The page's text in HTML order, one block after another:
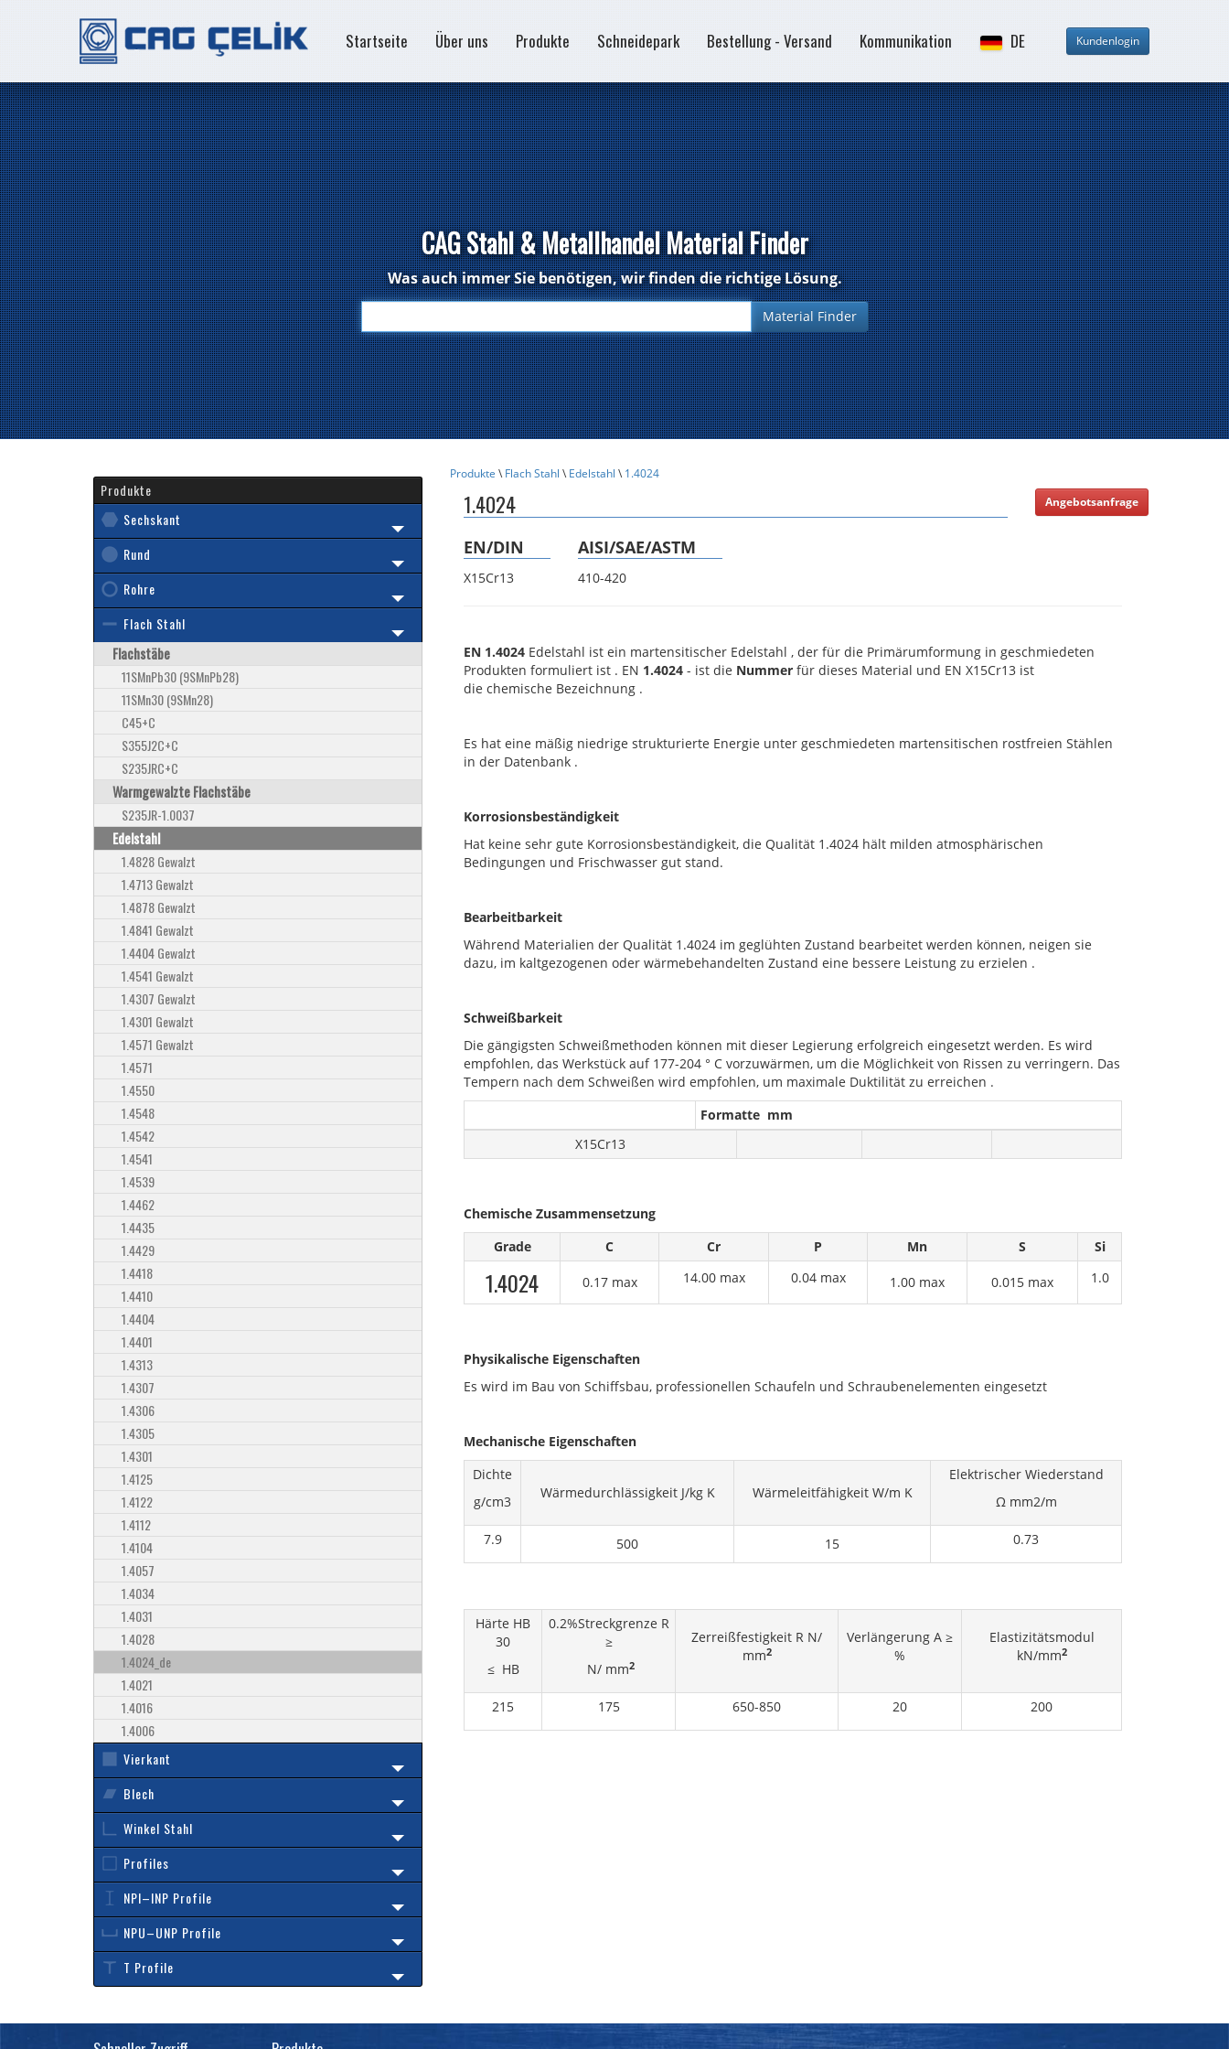
Startseite Über uns Produkte Schneidepark Bestellung - Versand Kommunikation DE
CAG Stahl & Metallhandel Material Finder
Was auch immer Sie benötigen, wir finden die richtige Lösung.
Produkte \Flach Stahl \Edelstahl \1.4024
1.4024 Angebotsanfrage
EN/DIN
X15Cr13
AISI/SAE/ASTM
410-420
EN 1.4024 Edelstahl ist ein martensitischer Edelstahl , der für die Primärumformung in geschmiedeten
Produkten formuliert ist . EN 1.4024 - ist die Nummer für dieses Material und EN X15Cr13 ist
die chemische Bezeichnung .
Es hat eine mäßig niedrige strukturierte Energie unter geschmiedeten martensitischen rostfreien Stählen
in der Datenbank .
Korrosionsbeständigkeit
Hat keine sehr gute Korrosionsbeständigkeit, die Qualität 1.4024 hält milden atmosphärischen
Bedingungen und Frischwasser gut stand.
Bearbeitbarkeit
Während Materialien der Qualität 1.4024 im geglühten Zustand bearbeitet werden können, neigen sie
dazu, im kaltgezogenen oder wärmebehandelten Zustand eine bessere Leistung zu erzielen .
Schweißbarkeit
Die gängigsten Schweißmethoden können mit dieser Legierung erfolgreich eingesetzt werden. Es wird
empfohlen, das Werkstück auf 177-204 ° C vorzuwärmen, um die Möglichkeit von Rissen zu verringern. Das
Tempern nach dem Schweißen wird empfohlen, um maximale Duktilität zu erreichen .
Formatte mm
X15Cr13
Chemische Zusammensetzung
Grade
C Cr P Mn S Si
1.4024 0.17 max 14.00 max 0.04 max 1.00 max 0.015 max 1.0
Physikalische Eigenschaften
Es wird im Bau von Schiffsbau, professionellen Schaufeln und Schraubenelementen eingesetzt
Mechanische Eigenschaften
Dichte
g/cm3
Wärmedurchlässigkeit J/kg K Wärmeleitfähigkeit W/m K
Elektrischer Wiederstand
Ω mm2/m
7.9 500 15 0.73
Härte HB
30
≤ HB
0.2%Streckgrenze R
≥
N/ mm2
Zerreißfestigkeit R N/
mm2
Verlängerung A ≥
%
Elastizitätsmodul
kN/mm2
215 175 650-850 20 200
Produkte
Sechskant
Rund
Rohre
Flach Stahl
Flachstäbe
11SMnPb30 (9SMnPb28)
11SMn30 (9SMn28)
C45+C
S355J2C+C
S235JRC+C
Warmgewalzte Flachstäbe
S235JR-1.0037
Edelstahl
1.4828 Gewalzt
1.4713 Gewalzt
1.4878 Gewalzt
1.4841 Gewalzt
1.4404 Gewalzt
1.4541 Gewalzt
1.4307 Gewalzt
1.4301 Gewalzt
1.4571 Gewalzt
1.4571
1.4550
1.4548
1.4542
1.4541
1.4539
1.4462
1.4435
1.4429
1.4418
1.4410
1.4404
1.4401
1.4313
1.4307
1.4306
1.4305
1.4301
1.4125
1.4122
1.4112
1.4104
1.4057
1.4034
1.4031
1.4028
1.4024_de
1.4021
1.4016
1.4006
Vierkant
Blech
Winkel Stahl
Profiles
NPI–INP Profile
NPU–UNP Profile
T Profile